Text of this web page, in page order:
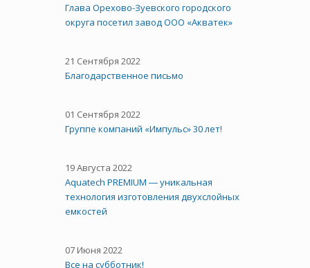
Глава Орехово-Зуевского городского
округа посетил завод ООО «Акватек»
21 Сентября 2022
Благодарственное письмо
01 Сентября 2022
Группе компаний «Импульс» 30 лет!
19 Августа 2022
Aquatech PREMIUM ― уникальная
технология изготовления двухслойных
емкостей
07 Июня 2022
Все на субботник!